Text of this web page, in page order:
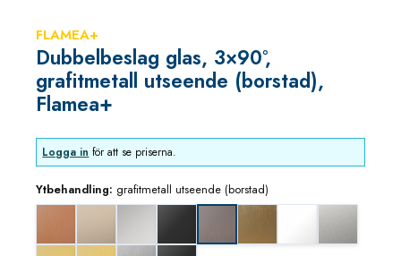
FLAMEA+
Dubbelbeslag glas, 3×90°,
grafitmetall utseende (borstad),
Flamea+
Logga in för att se priserna.
Ytbehandling: grafitmetall utseende (borstad)
djupsvart mattgrafitmetall utseende (borstad)
guldbrons utseendemattkrom